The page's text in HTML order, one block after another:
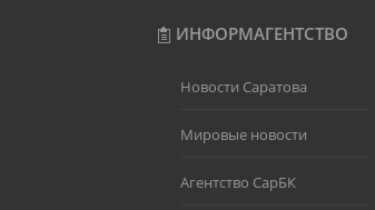
ИНФОРМАГЕНТСТВО
Новости Саратова
Мировые новости
Агентство СарБК